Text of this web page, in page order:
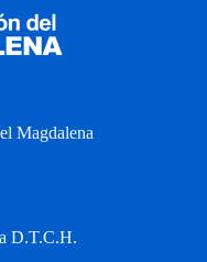
Magdalena
D.T.C.H.